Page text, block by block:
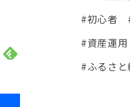
#初心者
#資産運用
#ふるさと